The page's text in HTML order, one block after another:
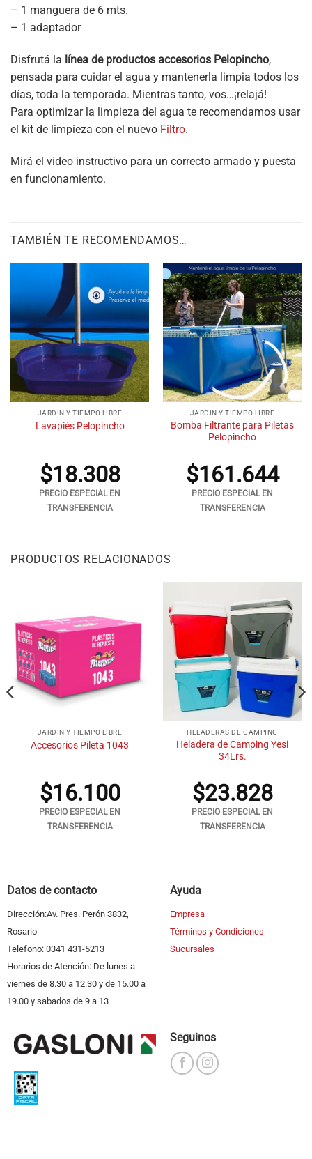
– 1 manguera de 6 mts.
– 1 adaptador
Disfrutá la línea de productos accesorios Pelopincho,
pensada para cuidar el agua y mantenerla limpia todos los
días, toda la temporada. Mientras tanto, vos…¡relajá!
Para optimizar la limpieza del agua te recomendamos usar
el kit de limpieza con el nuevo Filtro.
Mirá el video instructivo para un correcto armado y puesta
en funcionamiento.
TAMBIÉN TE RECOMENDAMOS…
JARDIN Y TIEMPO LIBRE
Lavapiés Pelopincho
$18.308
PRECIO ESPECIAL EN
TRANSFERENCIA
JARDIN Y TIEMPO LIBRE
Bomba Filtrante para Piletas
Pelopincho
$161.644
PRECIO ESPECIAL EN
TRANSFERENCIA
PRODUCTOS RELACIONADOS
JARDIN Y TIEMPO LIBRE
Accesorios Pileta 1043
$16.100
PRECIO ESPECIAL EN
TRANSFERENCIA
HELADERAS DE CAMPING
Heladera de Camping Yesi
34Lrs.
$23.828
PRECIO ESPECIAL EN
TRANSFERENCIA
Datos de contacto
Dirección:Av. Pres. Perón 3832,
Rosario
Telefono: 0341 431-5213
Horarios de Atención: De lunes a
viernes de 8.30 a 12.30 y de 15.00 a
19.00 y sabados de 9 a 13
Ayuda
Empresa
Términos y Condiciones
Sucursales
Seguinos